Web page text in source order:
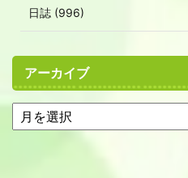
日誌 (996)
アーカイブ